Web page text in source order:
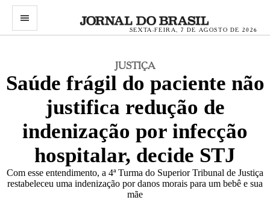
menu
SEXTA-FEIRA, 7 DE AGOSTO DE 2026
JUSTIÇA
Saúde frágil do paciente não
justifica redução de
indenização por infecção
hospitalar, decide STJ
Com esse entendimento, a 4ª Turma do Superior Tribunal de Justiça
restabeleceu uma indenização por danos morais para um bebê e sua
mãe